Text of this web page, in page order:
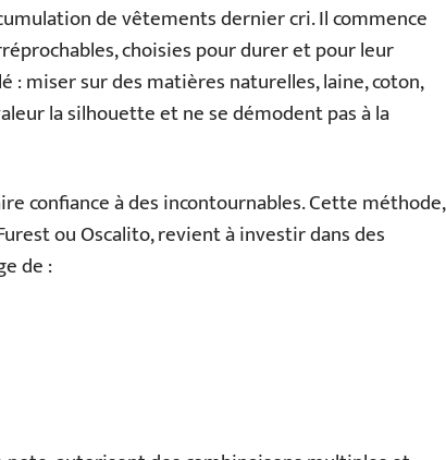
de vêtements dernier cri. Il commence
choisies pour durer et pour leur
: miser sur des matières naturelles, laine, coton,
la silhouette et ne se démodent pas à la
confiance à des incontournables. Cette méthode,
ou Oscalito, revient à investir dans des
de :